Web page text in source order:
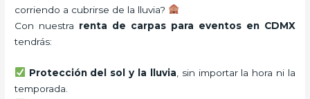
corriendo a cubrirse de la lluvia?
Con nuestra renta de carpas para eventos en CDMX
tendrás:
Protección del sol y la lluvia , sin importar la hora ni la
temporada.